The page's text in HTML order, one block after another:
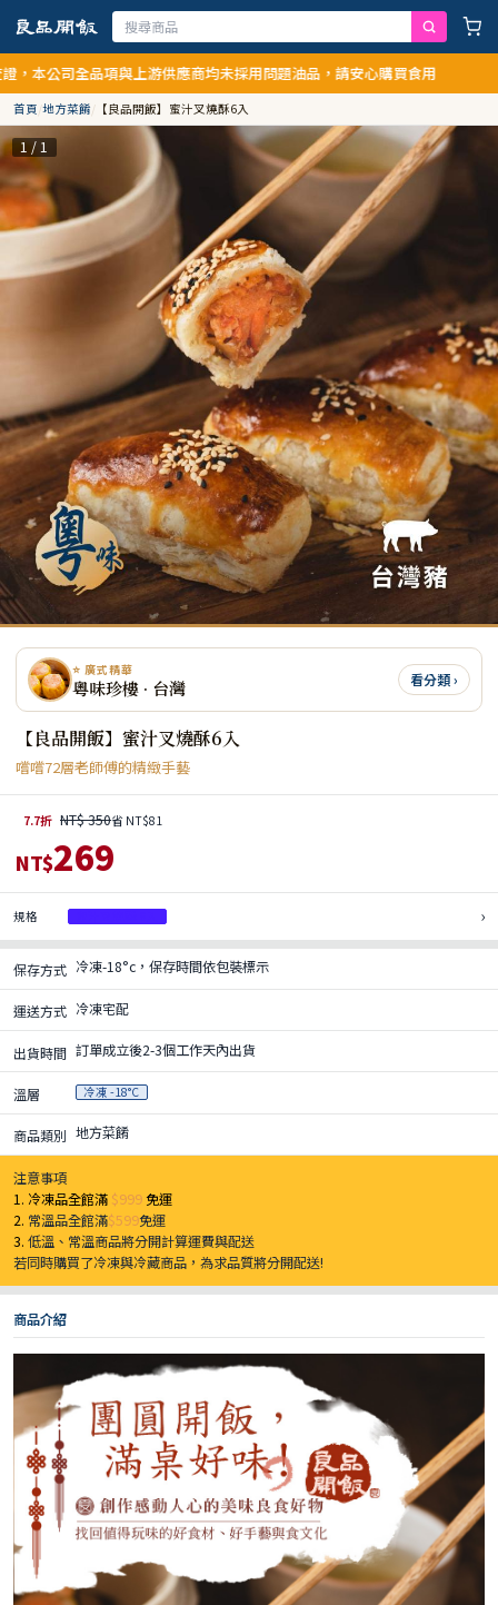
本公司全品項與上游供應商均未採用問題油品，請安心購買食用
首頁/地方菜餚/ 【良品開飯】蜜汁叉燒酥6入
1 / 1
⭐ 廣式精華
粵味珍樓 · 台灣 看分類 ›
【良品開飯】蜜汁叉燒酥6入
嚐嚐72層老師傅的精緻手藝
7.7折 NT$ 350省 NT$81
NT$269
規格 ›
保存方式 冷凍-18°c，保存時間依包裝標示
運送方式 冷凍宅配
出貨時間 訂單成立後2-3個工作天內出貨
溫層 冷凍 -18°C
商品類別 地方菜餚
注意事項
1. 冷凍品全館滿 $999免運
2. 常溫品全館滿$599免運
3.低溫、常溫商品將分開計算運費與配送
若同時購買了冷凍與冷藏商品，為求品質將分開配送!
商品介紹